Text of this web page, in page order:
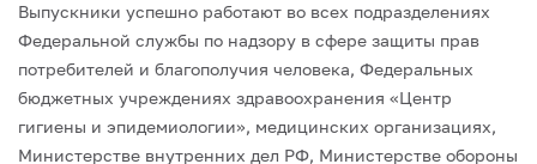
Выпускники успешно работают во всех подразделениях
Федеральной службы по надзору в сфере защиты прав
потребителей и благополучия человека, Федеральных
бюджетных учреждениях здравоохранения «Центр
гигиены и эпидемиологии», медицинских организациях,
Министерстве внутренних дел РФ, Министерстве обороны